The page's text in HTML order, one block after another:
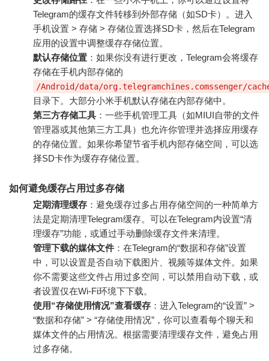
Telegram的缓存文件转移到外部存储（如SD卡）。进入
手机设置 > 存储 > 存储位置选择SD卡，然后在Telegram
应用的设置中调整缓存存储位置。
默认存储位置 ：如果你没有进行更改，Telegram会将缓存
存储在手机内部存储的
/Android/data/org.telegramchines.comssenger/
目录下。大部分小米手机默认存储在内部存储中。
第三方存储工具 ：一些手机管理工具（如MIUI自带的文件
管理器或其他第三方工具）也允许你管理并选择应用缓存
的存储位置。如果你希望节省手机内部存储空间，可以选
择SD卡作为缓存存储位置。
如何避免缓存占用过多存储
定期清理缓存 ：避免缓存过多占用存储空间的一种简单方
法是定期清理Telegram缓存。可以在Telegram内设置“清
理缓存”功能，或通过手动删除缓存文件来清理。
管理下载的媒体文件 ：在Telegram的“数据和存储”设置
中，可以设置是否自动下载图片、视频等媒体文件。如果
你不需要这些文件占用过多空间，可以禁用自动下载，或
者设置仅在Wi-Fi环境下下载。
使用“存储使用情况”查看缓存 ：进入Telegram的“设置” >
“数据和存储” > “存储使用情况”，你可以查看每个聊天和
媒体文件的占用情况。根据需要清理缓存文件，避免占用
过多存储。